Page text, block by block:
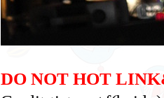
DO NOT HOT